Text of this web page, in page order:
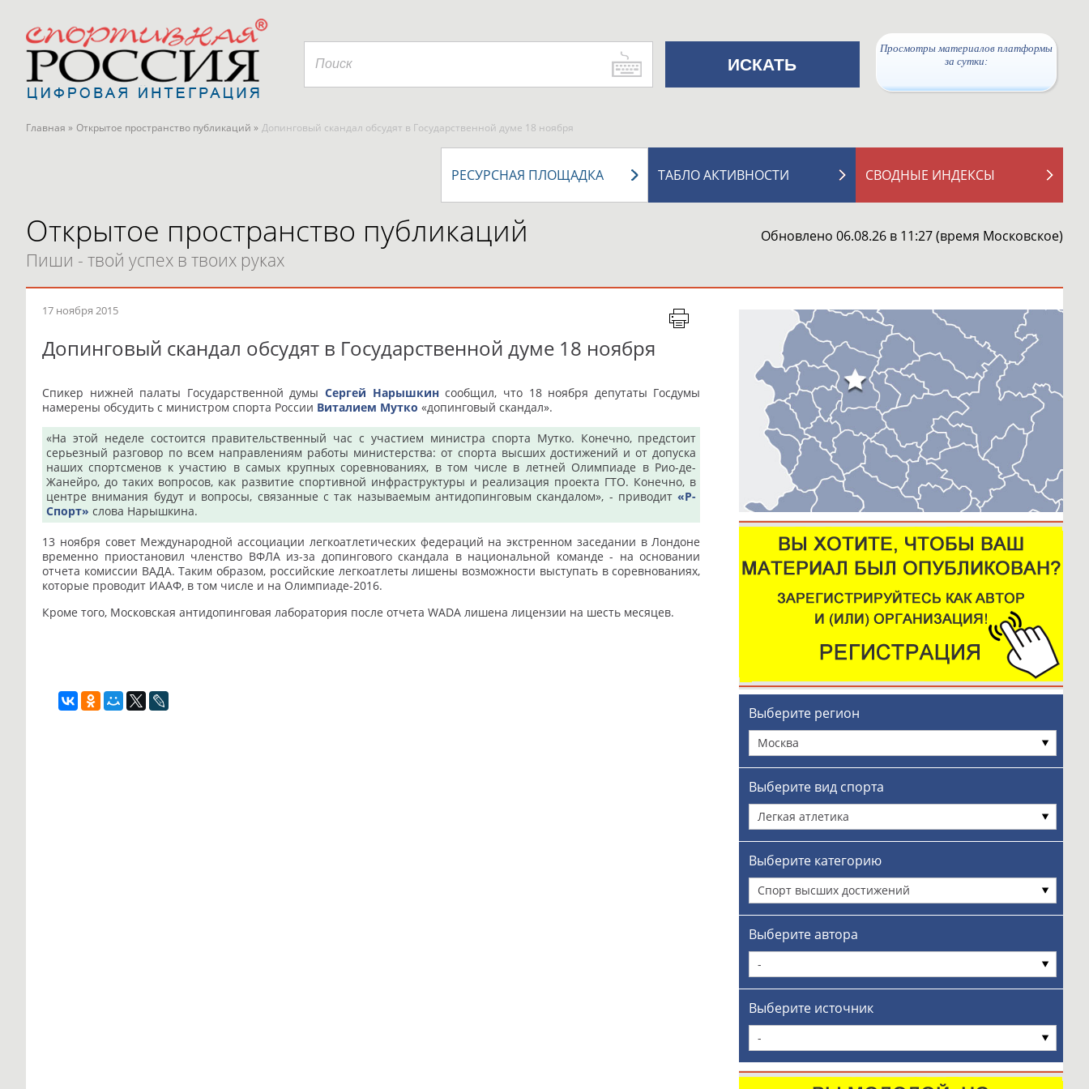
Просмотры материалов платформы
за сутки:
Главная » Открытое пространство публикаций » Допинговый скандал обсудят в Государственной думе 18 ноября
СВОДНЫЕ ИНДЕКСЫ
ТАБЛО АКТИВНОСТИ
РЕСУРСНАЯ ПЛОЩАДКА
Открытое пространство публикаций
Пиши - твой успех в твоих руках
Обновлено 06.08.26 в 11:27 (время Московское)
17 ноября 2015
Допинговый скандал обсудят в Государственной думе 18 ноября
Спикер нижней палаты Государственной думыСергей Нарышкинсообщил, что 18 ноября депутаты Госдумы
намерены обсудить с министром спорта России Виталием Мутко «допинговый скандал».
«На этой неделе состоится правительственный час с участием министра спорта Мутко. Конечно, предстоит
серьезный разговор по всем направлениям работы министерства: от спорта высших достижений и от допуска
наших спортсменов к участию в самых крупных соревнованиях, в том числе в летней Олимпиаде в Рио-де-
Жанейро, до таких вопросов, как развитие спортивной инфраструктуры и реализация проекта ГТО. Конечно, в
центре внимания будут и вопросы, связанные с так называемым антидопинговым скандалом», - приводит«Р-
Спорт» слова Нарышкина.
13 ноября совет Международной ассоциации легкоатлетических федераций на экстренном заседании в Лондоне
временно приостановил членство ВФЛА из-за допингового скандала в национальной команде - на основании
отчета комиссии ВАДА. Таким образом, российские легкоатлеты лишены возможности выступать в соревнованиях,
которые проводит ИААФ, в том числе и на Олимпиаде-2016.
Кроме того, Московская антидопинговая лаборатория после отчета WADA лишена лицензии на шесть месяцев.
Выберите регион
Москва
Выберите вид спорта
Легкая атлетика
Выберите категорию
Спорт высших достижений
Выберите автора
-
Выберите источник
-